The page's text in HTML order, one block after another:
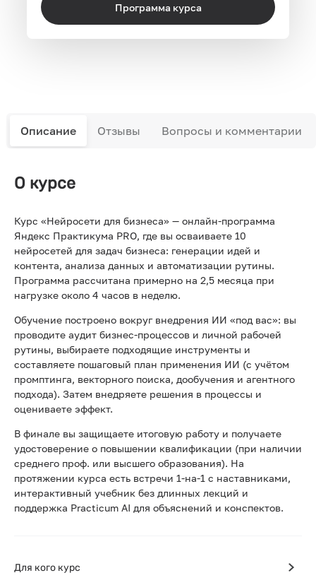
Программа курса
Описание Отзывы Вопросы и комментарии
О курсе
Курс «Нейросети для бизнеса» — онлайн-программа
Яндекс Практикума PRO, где вы осваиваете 10
нейросетей для задач бизнеса: генерации идей и
контента, анализа данных и автоматизации рутины.
Программа рассчитана примерно на 2,5 месяца при
нагрузке около 4 часов в неделю.
Обучение построено вокруг внедрения ИИ «под вас»: вы
проводите аудит бизнес-процессов и личной рабочей
рутины, выбираете подходящие инструменты и
составляете пошаговый план применения ИИ (с учётом
промптинга, векторного поиска, дообучения и агентного
подхода). Затем внедряете решения в процессы и
оцениваете эффект.
В финале вы защищаете итоговую работу и получаете
удостоверение о повышении квалификации (при наличии
среднего проф. или высшего образования). На
протяжении курса есть встречи 1-на-1 с наставниками,
интерактивный учебник без длинных лекций и
поддержка Practicum AI для объяснений и конспектов.
Для кого курс